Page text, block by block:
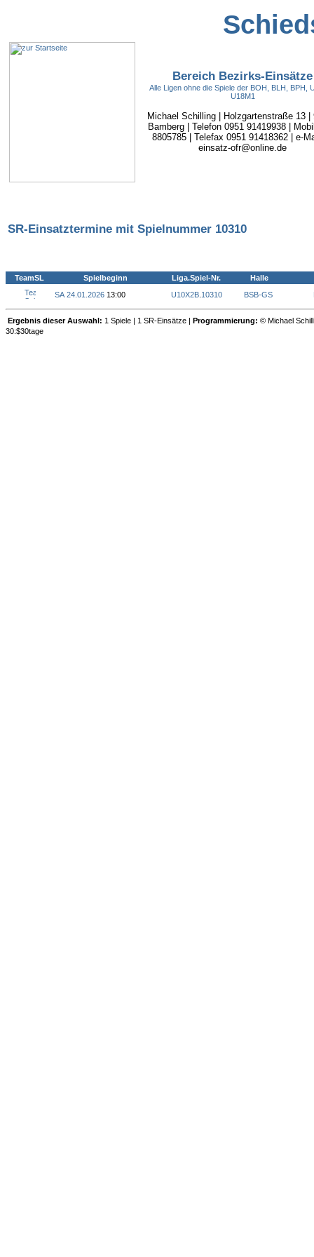
Bereich Bezirks-Einsätze
Alle Ligen ohne die Spiele der BOH, BLH, BPH,
U18M1
Michael Schilling | Holzgartenstraße 13 |
Bamberg | Telefon 0951 91419938 |
8805785 | Telefax 0951 91418362 | e-
einsatz-ofr@online.de
SR-Einsatztermine mit Spielnummer 10310
TeamSL Spielbeginn Liga.Spiel-Nr.
Halle
SA 24.01.2026 13:00 U10X2B. 10310 BSB-GS
Ergebnis dieser Auswahl: 1 Spiele | 1 SR-Einsätze | Programmierung: © Michael
30:$30tage